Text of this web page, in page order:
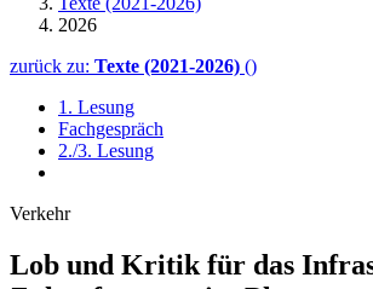
2026
zurück zu: Texte (2021-2026) ()
1. Lesung
Fachgespräch
2./3. Lesung
Verkehr
Lob und Kritik für das